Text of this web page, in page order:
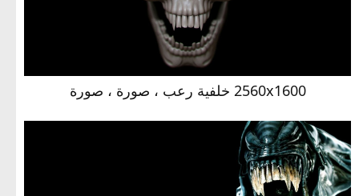
2560x1600 خلفية رعب ، صورة ، صورة